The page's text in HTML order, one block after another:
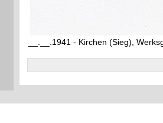
__.__.1941 - Kirchen (Sieg),